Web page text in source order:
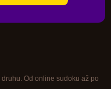
Od online sudoku až po